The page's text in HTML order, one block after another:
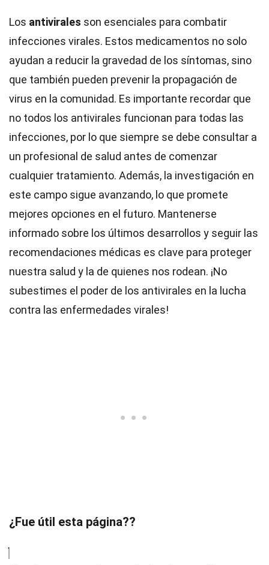
Los antivirales son esenciales para combatir
infecciones virales. Estos medicamentos no solo
ayudan a reducir la gravedad de los síntomas, sino
que también pueden prevenir la propagación de
virus en la comunidad. Es importante recordar que
no todos los antivirales funcionan para todas las
infecciones, por lo que siempre se debe consultar a
un profesional de salud antes de comenzar
cualquier tratamiento. Además, la investigación en
este campo sigue avanzando, lo que promete
mejores opciones en el futuro. Mantenerse
informado sobre los últimos desarrollos y seguir las
recomendaciones médicas es clave para proteger
nuestra salud y la de quienes nos rodean. ¡No
subestimes el poder de los antivirales en la lucha
contra las enfermedades virales!
¿Fue útil esta página??